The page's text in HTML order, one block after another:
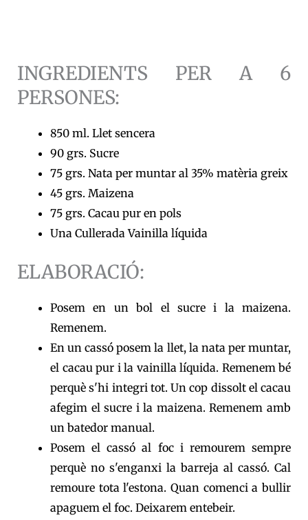
INGREDIENTS PER A 6
PERSONES:
850 ml. Llet sencera
90 grs. Sucre
75 grs. Nata per muntar al 35% matèria greix
45 grs. Maizena
75 grs. Cacau pur en pols
Una Cullerada Vainilla líquida
ELABORACIÓ:
Posem en un bol el sucre i la maizena.
Remenem.
En un cassó posem la llet, la nata per muntar,
el cacau pur i la vainilla líquida. Remenem bé
perquè s'hi integri tot. Un cop dissolt el cacau
afegim el sucre i la maizena. Remenem amb
un batedor manual.
Posem el cassó al foc i remourem sempre
perquè no s'enganxi la barreja al cassó. Cal
remoure tota l'estona. Quan comenci a bullir
apaguem el foc. Deixarem entebeir.